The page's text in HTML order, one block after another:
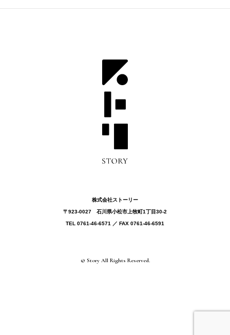
株式会社ストーリー
〒923-0027 ⽯川県⼩松市上牧町1丁目30-2
TEL 0761-46-6571 ／ FAX 0761-46-6591
© Story All Rights Reserved.